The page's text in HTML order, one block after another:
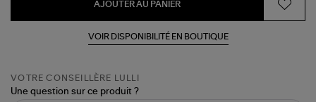
AJOUTER AU PANIER
VOIR DISPONIBILITÉ EN BOUTIQUE
VOTRE CONSEILLÈRE LULLI
Une question sur ce produit ?